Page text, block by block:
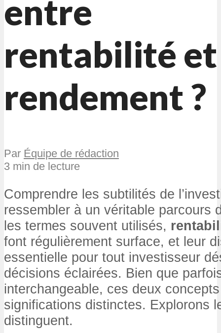
entre
rentabilité et
rendement ?
Par Équipe de rédaction
3 min de lecture
Comprendre les subtilités de
ressembler à un véritable parcours
les termes souvent utilisés,
font régulièrement surface, et leur
essentielle pour tout investisseur
décisions éclairées. Bien que
interchangeable, ces deux
significations distinctes. Explorons
distinguent.